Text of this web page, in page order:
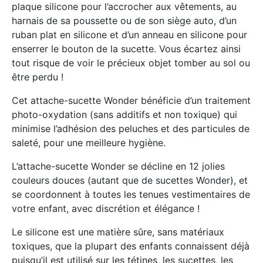
plaque silicone pour l’accrocher aux vêtements, au
harnais de sa poussette ou de son siège auto, d’un
ruban plat en silicone et d’un anneau en silicone pour
enserrer le bouton de la sucette. Vous écartez ainsi
tout risque de voir le précieux objet tomber au sol ou
être perdu !
Cet attache-sucette Wonder bénéficie d’un traitement
photo-oxydation (sans additifs et non toxique) qui
minimise l’adhésion des peluches et des particules de
saleté, pour une meilleure hygiène.
L’attache-sucette Wonder se décline en 12 jolies
couleurs douces (autant que de sucettes Wonder), et
se coordonnent à toutes les tenues vestimentaires de
votre enfant, avec discrétion et élégance !
Le silicone est une matière sûre, sans matériaux
toxiques, que la plupart des enfants connaissent déjà
puisqu’il est utilisé sur les tétines, les sucettes, les